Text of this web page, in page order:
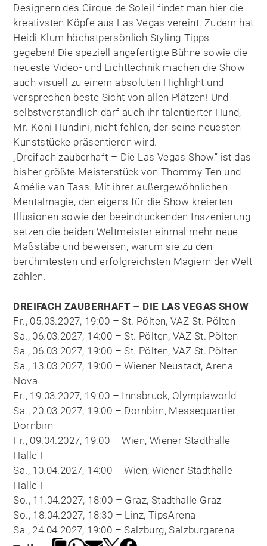
Designern des Cirque de Soleil findet man hier die
kreativsten Köpfe aus Las Vegas vereint. Zudem hat
Heidi Klum höchstpersönlich Styling-Tipps
gegeben! Die speziell angefertigte Bühne sowie die
neueste Video- und Lichttechnik machen die Show
auch visuell zu einem absoluten Highlight und
versprechen beste Sicht von allen Plätzen! Und
selbstverständlich darf auch ihr talentierter Hund,
Mr. Koni Hundini, nicht fehlen, der seine neuesten
Kunststücke präsentieren wird.
„Dreifach zauberhaft – Die Las Vegas Show“ ist das
bisher größte Meisterstück von Thommy Ten und
Amélie van Tass. Mit ihrer außergewöhnlichen
Mentalmagie, den eigens für die Show kreierten
Illusionen sowie der beeindruckenden Inszenierung
setzen die beiden Weltmeister einmal mehr neue
Maßstäbe und beweisen, warum sie zu den
berühmtesten und erfolgreichsten Magiern der Welt
zählen.
DREIFACH ZAUBERHAFT – DIE LAS VEGAS SHOW
Fr., 05.03.2027, 19:00 – St. Pölten, VAZ St. Pölten
Sa., 06.03.2027, 14:00 – St. Pölten, VAZ St. Pölten
Sa., 06.03.2027, 19:00 – St. Pölten, VAZ St. Pölten
Sa., 13.03.2027, 19:00 – Wiener Neustadt, Arena
Nova
Fr., 19.03.2027, 19:00 – Innsbruck, Olympiaworld
Sa., 20.03.2027, 19:00 – Dornbirn, Messequartier
Dornbirn
Fr., 09.04.2027, 19:00 – Wien, Wiener Stadthalle –
Halle F
Sa., 10.04.2027, 14:00 – Wien, Wiener Stadthalle –
Halle F
So., 11.04.2027, 18:00 – Graz, Stadthalle Graz
So., 18.04.2027, 18:30 – Linz, TipsArena
Sa., 24.04.2027, 19:00 – Salzburg, Salzburgarena